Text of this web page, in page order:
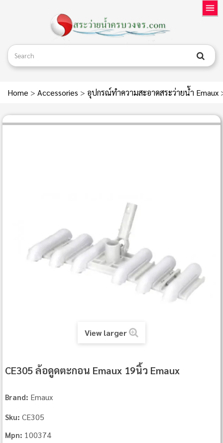
Home > Accessories > อุปกรณ์ทำความสะอาดสระว่ายน้ำ Emaux
View larger
CE305 ล้อดูดตะกอน Emaux 19นิ้ว Emaux
Brand: Emaux
Sku: CE305
Mpn: 100374